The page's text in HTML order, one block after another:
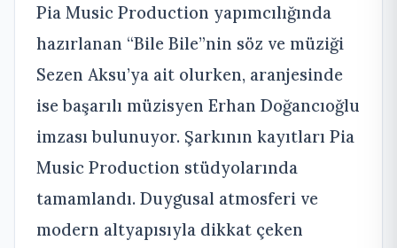
Pia Music Production yapımcılığında
hazırlanan “Bile Bile”nin söz ve müziği
Sezen Aksu’ya ait olurken, aranjesinde
ise başarılı müzisyen Erhan Doğancıoğlu
imzası bulunuyor. Şarkının kayıtları Pia
Music Production stüdyolarında
tamamlandı. Duygusal atmosferi ve
modern altyapısıyla dikkat çeken